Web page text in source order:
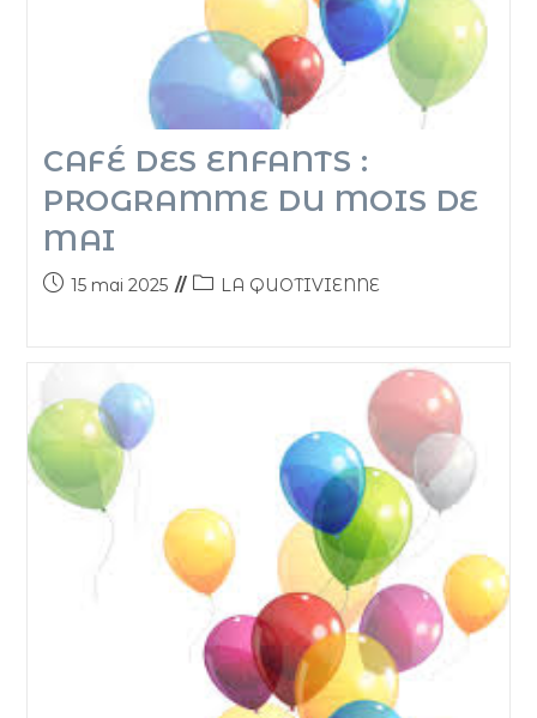
CAFÉ DES ENFANTS :
PROGRAMME DU MOIS DE
MAI
15 mai 2025 LA QUOTIVIENNE